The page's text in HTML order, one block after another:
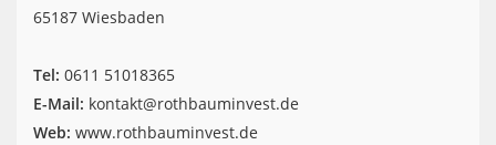
65187 Wiesbaden
Tel: ‎0611 51018365
E-Mail: kontakt@rothbauminvest.de
Web: www.rothbauminvest.de